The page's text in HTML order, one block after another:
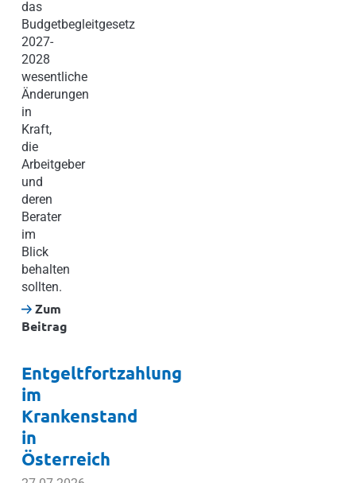
das
Budgetbegleitgesetz
2027-
2028
wesentliche
Änderungen
in
Kraft,
die
Arbeitgeber
und
deren
Berater
im
Blick
behalten
sollten.
Zum
Beitrag
Entgeltfortzahlung
im
Krankenstand
in
Österreich